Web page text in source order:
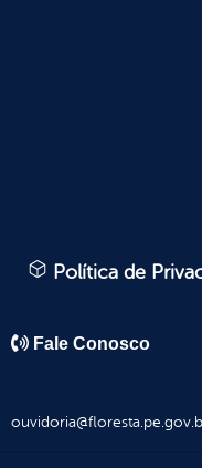
Política de
Fale Conosco